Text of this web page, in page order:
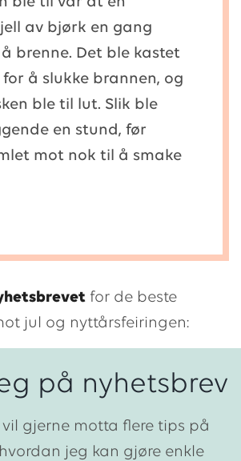
av bjørk en gang
brenne. Det ble kastet
å slukke brannen, og
ble til lut. Slik ble
en stund, før
mot nok til å smake
for de beste
jul og nyttårsfeiringen:
på nyhetsbrev
vil gjerne motta flere tips på
jeg kan gjøre enkle